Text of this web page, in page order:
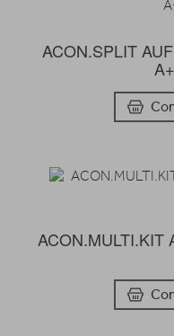
ACON.SPLIT
ACON.MULTI.KIT